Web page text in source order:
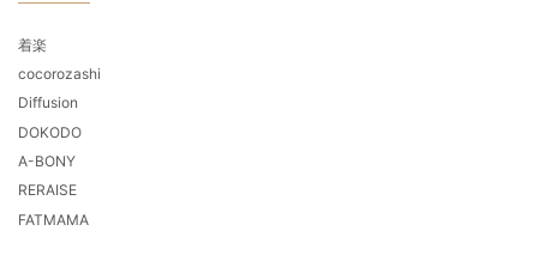
着楽
cocorozashi
Diffusion
DOKODO
A-BONY
RERAISE
FATMAMA